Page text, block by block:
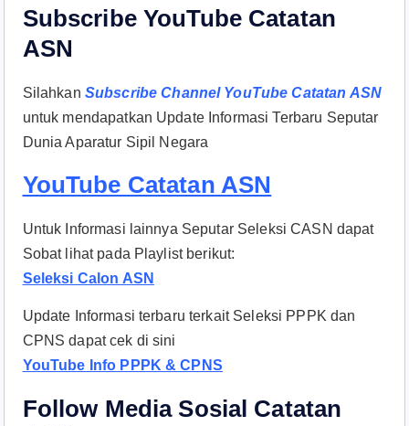
Subscribe YouTube Catatan
ASN
Silahkan Subscribe Channel YouTube Catatan ASN
untuk mendapatkan Update Informasi Terbaru Seputar
Dunia Aparatur Sipil Negara
YouTube Catatan ASN
Untuk Informasi lainnya Seputar Seleksi CASN dapat
Sobat lihat pada Playlist berikut:
Seleksi Calon ASN
Update Informasi terbaru terkait Seleksi PPPK dan
CPNS dapat cek di sini
YouTube Info PPPK & CPNS
Follow Media Sosial Catatan